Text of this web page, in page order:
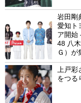
岩田剛
愛知ト
ア開始
48 八
Ｇ）
上戸
をつる